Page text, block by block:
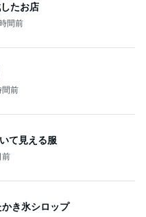
たお店
間前
間前
て見える服
前
き氷シロップ